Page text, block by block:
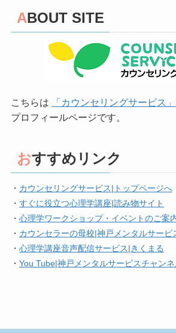
ABOUT SITE
こちらは 「カウンセリングサービス」
プロフィールページです。
おすすめリンク
・ カウンセリングサービス|トップページへ
・ すぐに役立つ心理学講座|読み物サイト
・ 心理学ワークショップ・イベントのご案
・ カウンセラーの母校|神戸メンタルサービ
・ 心理学講座音声配信サービス|きくまる
・ You Tube|神戸メンタルサービスチャン